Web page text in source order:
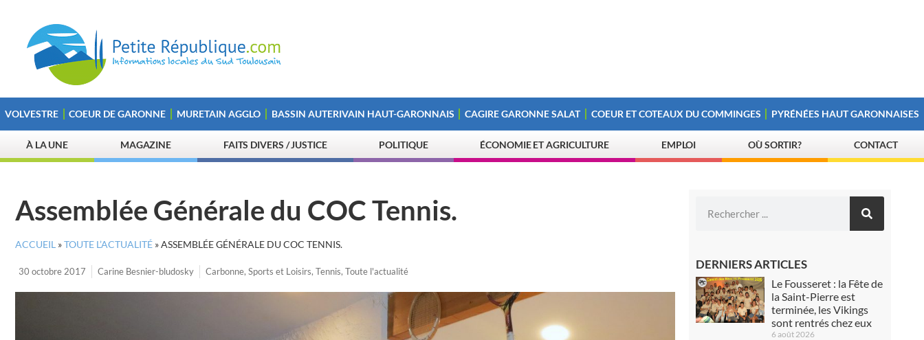
VOLVESTRE COEUR DE GARONNE MURETAIN AGGLO BASSIN AUTERIVAIN HAUT-GARONNAIS CAGIRE GARONNE SALAT COEUR ET COTEAUX DU COMMINGES PYRÉNÉES HAUT GARONNAISES
À LA UNE MAGAZINE FAITS DIVERS / JUSTICE POLITIQUE ÉCONOMIE ET AGRICULTURE EMPLOI OÙ SORTIR? CONTACT
Assemblée Générale du COC Tennis.
ACCUEIL »TOUTE L’ACTUALITÉ »ASSEMBLÉE GÉNÉRALE DU COC TENNIS.
30 octobre 2017 Carine Besnier-bludosky Carbonne, Sports et Loisirs, Tennis, Toute l'actualité DERNIERS ARTICLES
Le Fousseret : la Fête de
la Saint-Pierre est
terminée, les Vikings
sont rentrés chez eux
6 août 2026